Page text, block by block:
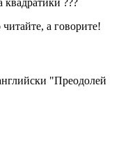
квадратики ???
а говорите!
"Преодолей